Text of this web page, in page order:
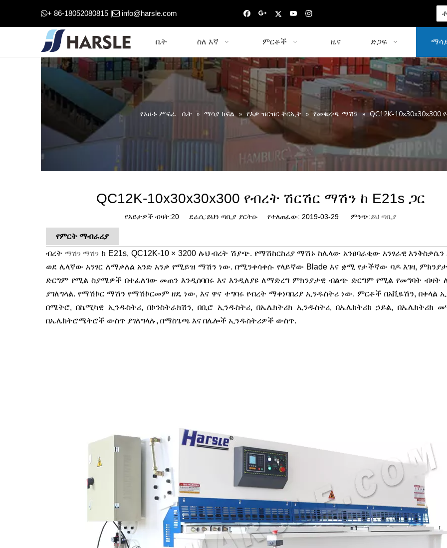
+ 86-18052080815 | info@harsle.com
ቤት ስለ እኛ ምርቶች ዜና ድጋፍ
የአሁኑ ሥፍራ: ቤት » ማሳያ ክፍል » የእቃ ዝርዝር ትርኢት » የመቁረጫ ማሽን » QC12K-
QC12K-10x30x30x300 የብረት ሽርሽር ማሽን ከ E21s ጋር
የእይታዎች ብዛት:20ደራሲ:ይህን ጣቢያ ያርትዑ የተለጠፈው: 2019-03-29 ምንጭ:ይህ ጣቢያ
የምርት ማብራሪያ
ብረት ማሽን ማሽን ከ E21s, QC12K-10 × 3200 ሉህ ብረት ሽያጭ. የማሽከርከሪያ ማሽኑ ከሌላው አንፀባራቂው አንፃራዊ
ወደ ሌላኛው አንፃር ለማቃለል አንድ አንቃ የሚይዝ ማሽን ነው. በሚንቀሳቀሱ የላይኛው Blade እና ቋሚ የታችኛው ባዶ እገዛ,
ድርግም የሚል ስያሜዎች በተፈለገው መጠን እንዲሰባበሩ እና እንዲለያዩ ለማድረግ ምክንያታዊ ብልጭ ድርግም የሚል የመግባት ብዛት
ያገለግላል. የማሽኮር ማሽን የማሽኮርመም ዘዴ ነው, እና ዋና ተግባሩ የብረት ማቀነባበሪያ ኢንዱስትሪ ነው. ምርቶች በአቪዬሽን, በቀላል
በሜትሮ, በኬሚካዊ ኢንዱስትሪ, በኮንስትራክሽን, በቢሮ ኢንዱስትሪ, በኤሌክትሪክ ኢንዱስትሪ, በኤሌክትሪክ ኃይል, በኤሌክትሪክ
በኤሌክትሮሜትሮች ውስጥ ያገለግላሉ, በማስጌጫ እና በሌሎች ኢንዱስትሪዎች ውስጥ.